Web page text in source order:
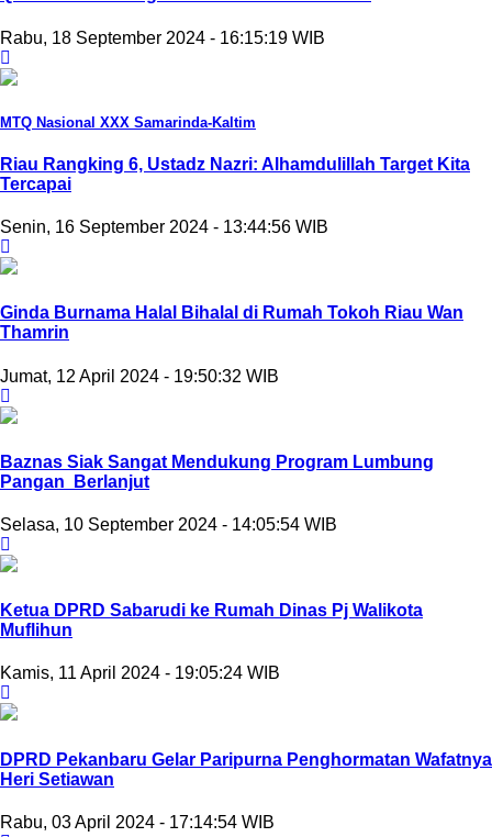
Rabu, 18 September 2024 - 16:15:19 WIB
MTQ Nasional XXX Samarinda-Kaltim
Riau Rangking 6, Ustadz Nazri: Alhamdulillah Target Kita
Tercapai
Senin, 16 September 2024 - 13:44:56 WIB
Ginda Burnama Halal Bihalal di Rumah Tokoh Riau Wan
Thamrin
Jumat, 12 April 2024 - 19:50:32 WIB
Baznas Siak Sangat Mendukung Program Lumbung
Pangan Berlanjut
Selasa, 10 September 2024 - 14:05:54 WIB
Ketua DPRD Sabarudi ke Rumah Dinas Pj Walikota
Muflihun
Kamis, 11 April 2024 - 19:05:24 WIB
DPRD Pekanbaru Gelar Paripurna Penghormatan Wafatnya
Heri Setiawan
Rabu, 03 April 2024 - 17:14:54 WIB